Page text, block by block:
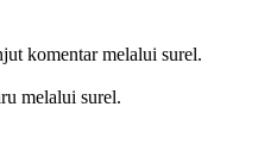
komentar melalui surel.
melalui surel.